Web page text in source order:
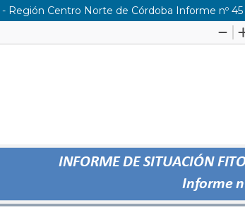
Región Centro Norte de Córdoba Informe nº